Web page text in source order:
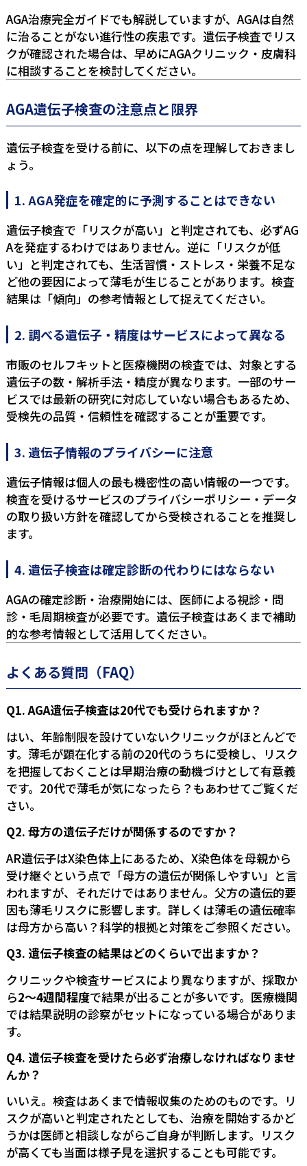
AGA治療完全ガイドでも解説していますが、AGAは自然
に治ることがない進行性の疾患です。遺伝子検査でリス
クが確認された場合は、早めにAGAクリニック・皮膚科
に相談することを検討してください。
AGA遺伝子検査の注意点と限界
遺伝子検査を受ける前に、以下の点を理解しておきまし
ょう。
1. AGA発症を確定的に予測することはできない
遺伝子検査で「リスクが高い」と判定されても、必ずAG
Aを発症するわけではありません。逆に「リスクが低
い」と判定されても、生活習慣・ストレス・栄養不足な
ど他の要因によって薄毛が生じることがあります。検査
結果は「傾向」の参考情報として捉えてください。
2. 調べる遺伝子・精度はサービスによって異なる
市販のセルフキットと医療機関の検査では、対象とする
遺伝子の数・解析手法・精度が異なります。一部のサー
ビスでは最新の研究に対応していない場合もあるため、
受検先の品質・信頼性を確認することが重要です。
3. 遺伝子情報のプライバシーに注意
遺伝子情報は個人の最も機密性の高い情報の一つです。
検査を受けるサービスのプライバシーポリシー・データ
の取り扱い方針を確認してから受検されることを推奨し
ます。
4. 遺伝子検査は確定診断の代わりにはならない
AGAの確定診断・治療開始には、医師による視診・問
診・毛周期検査が必要です。遺伝子検査はあくまで補助
的な参考情報として活用してください。
よくある質問（FAQ）
Q1. AGA遺伝子検査は20代でも受けられますか？
はい、年齢制限を設けていないクリニックがほとんどで
す。薄毛が顕在化する前の20代のうちに受検し、リスク
を把握しておくことは早期治療の動機づけとして有意義
です。 20代で薄毛が気になったら？ もあわせてご覧くだ
さい。
Q2. 母方の遺伝子だけが関係するのですか？
AR遺伝子はX染色体上にあるため、X染色体を母親から
受け継ぐという点で「母方の遺伝が関係しやすい」と言
われますが、それだけではありません。父方の遺伝的要
因も薄毛リスクに影響します。詳しくは薄毛の遺伝確率
は母方から高い？科学的根拠と対策をご参照ください。
Q3. 遺伝子検査の結果はどのくらいで出ますか？
クリニックや検査サービスにより異なりますが、採取か
ら2〜4週間程度で結果が出ることが多いです。医療機関
では結果説明の診察がセットになっている場合がありま
す。
Q4. 遺伝子検査を受けたら必ず治療しなければなりませ
んか？
いいえ。検査はあくまで情報収集のためのものです。リ
スクが高いと判定されたとしても、治療を開始するかど
うかは医師と相談しながらご自身が判断します。リスク
が高くても当面は様子見を選択することも可能です。